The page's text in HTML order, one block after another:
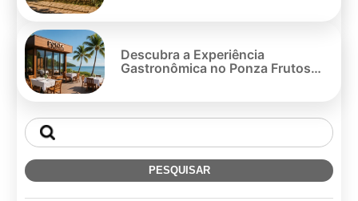
Descubra a Experiência
Gastronômica no Ponza Frutos